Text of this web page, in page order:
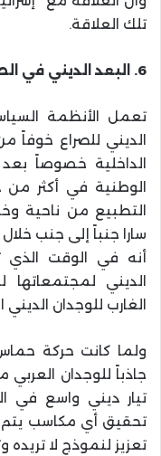
تلك العلاقة.
6. البعد الديني في الصراع:
تعمل الأنظمة
الديني للصراع خوفاً
الداخلية خصوصاً
الوطنية في أكثر
التطبيع من ناحية
سارا جنباً إلى جنب
أنه في الوقت الذي
الديني لمجتمعاتها
الغارب للوجدان
ولما كانت حركة
جاذباً للوجدان العربي
تيار ديني واسع في
تحقيق أي مكاسب يتم
تعزيز لنموذج لا تريده